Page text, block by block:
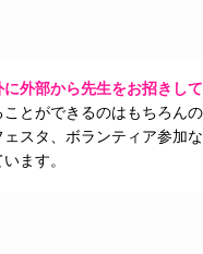
外部から先生をお招きし
とができるのはもちろんの
スタ、ボランティア参加
ます。